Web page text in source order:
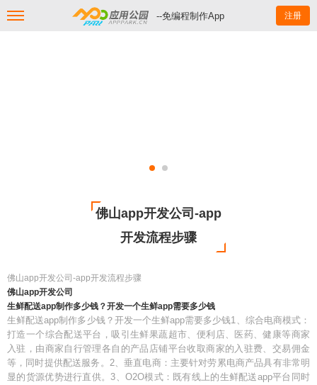
--免编程制作App 注册
佛山app开发公司-app
开发流程步骤
佛山app开发公司-app开发流程步骤
佛山app开发公司
生鲜配送app制作多少钱？开发一个生鲜app需要多少钱
生鲜配送app制作多少钱？开发一个生鲜app需要多少钱1、综合电商模式：
打造一个综合配送平台，吸引生鲜果蔬超市、便利店、医药、健康等商家
入驻，由商家自行管理各自的产品店铺平台收取商家的入驻费、交易佣金
等，同时提供配送服务。2、垂直电商：主要针对劳累电商产品具有非常明
显的货源优势进行直供。3、O2O模式：既有线上的生鲜配送app平台同时